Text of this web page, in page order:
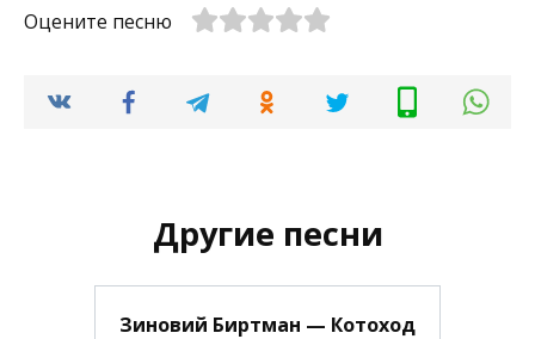
Оцените песню
Другие песни
Зиновий Биртман — Котоход